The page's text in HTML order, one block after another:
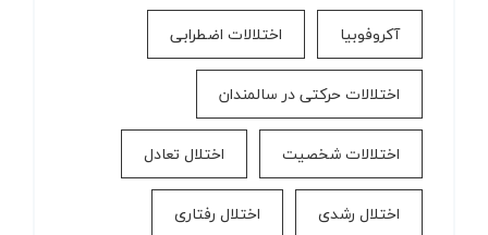
آکروفوبیا اختلالات اضطرابی
اختلالات حرکتی در سالمندان
اختلالات شخصیت اختلال تعادل
اختلال رشدی اختلال رفتاری